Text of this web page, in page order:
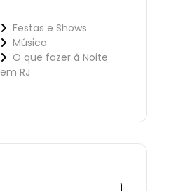
Festas e Shows
Música
O que fazer à Noite
em RJ